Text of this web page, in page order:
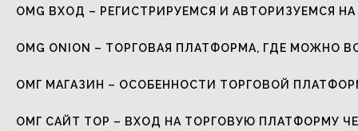
OMG ВХОД – РЕГИСТРИРУЕМСЯ И АВТОРИЗУЕМСЯ
OMG ONION – ТОРГОВАЯ ПЛАТФОРМА, ГДЕ МОЖНО
ОМГ МАГАЗИН – ОСОБЕННОСТИ ТОРГОВОЙ
ОМГ САЙТ ТОР – ВХОД НА ТОРГОВУЮ ПЛАТФОРМУ